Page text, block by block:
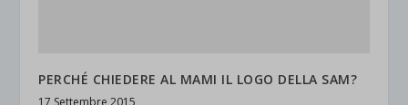
PERCHÉ CHIEDERE AL MAMI IL LOGO DELLA SAM?